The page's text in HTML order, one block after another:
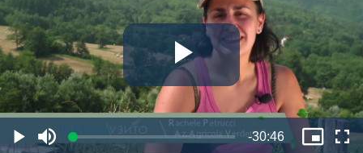
il
PlayDisattiva
Caricato:
Tempo
-30:46